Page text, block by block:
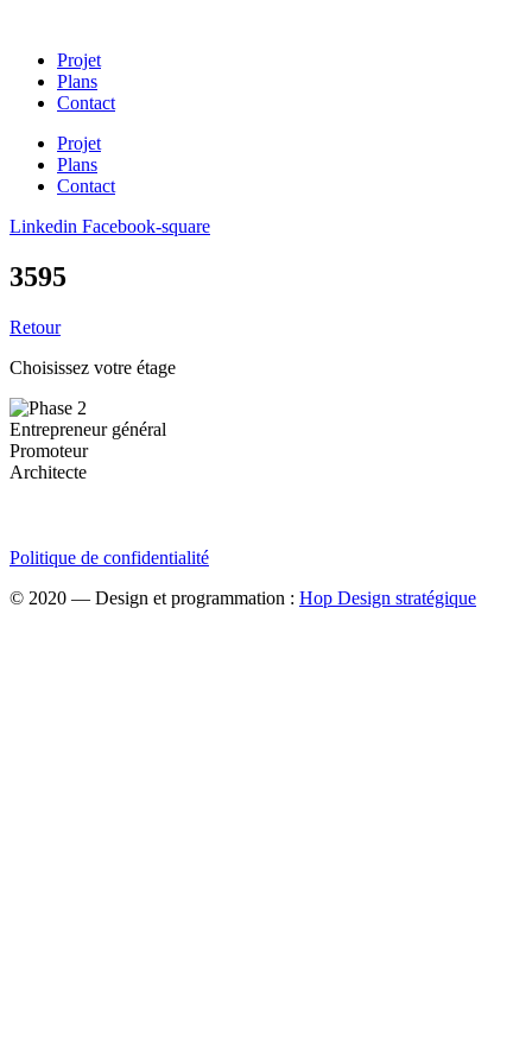
Projet
Plans
Contact
Projet
Plans
Contact
Linkedin Facebook-square
3595
Retour
Choisissez votre étage
Entrepreneur général
Promoteur
Architecte
Politique de confidentialité
© 2020 — Design et programmation : Hop Design stratégique